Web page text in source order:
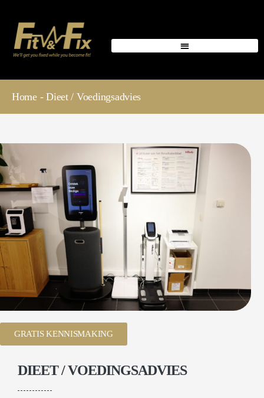
Home- Dieet / Voedingsadvies
GRATIS KENNISMAKING
DIEET / VOEDINGSADVIES